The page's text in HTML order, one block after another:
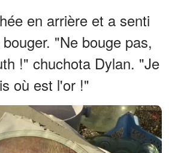
en arrière et a senti
"Ne bouge pas,
!" chuchota Dylan. "Je
où est l'or !"